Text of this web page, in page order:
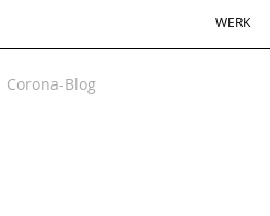
WERK
Corona-Blog